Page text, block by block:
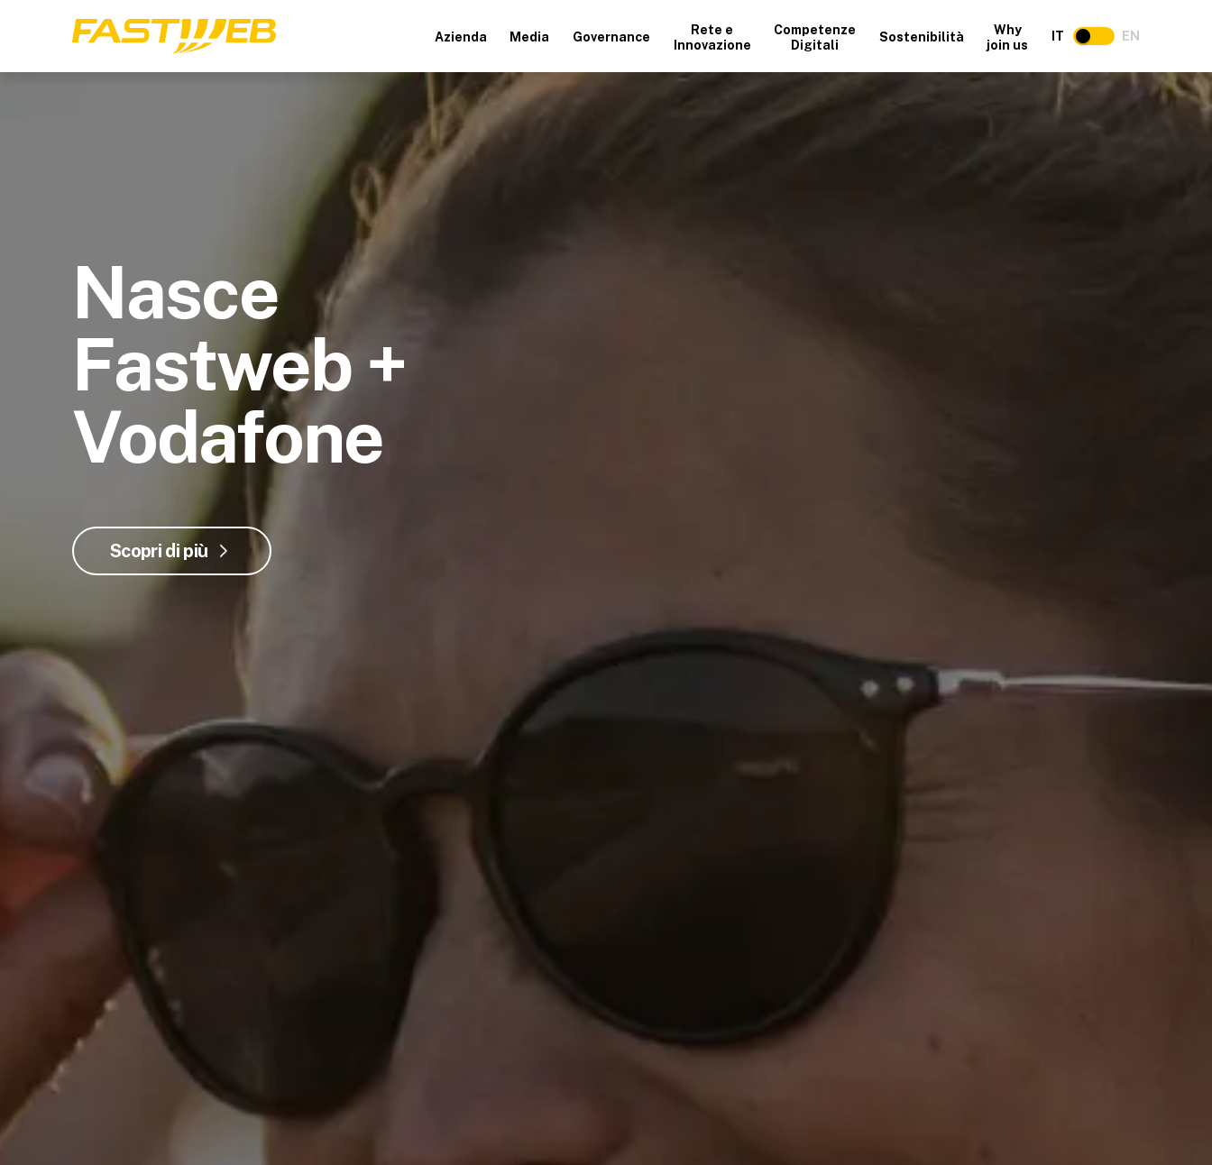
Azienda Media Governance
Rete e
Innovazione
Competenze
Digitali
Sostenibilità
Why
join us
IT EN
Nasce
Fastweb +
Vodafone
Scopri di più